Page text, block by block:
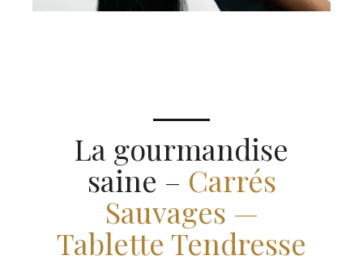
La gourmandise
saine – Carrés
Sauvages —
Tablette Tendresse